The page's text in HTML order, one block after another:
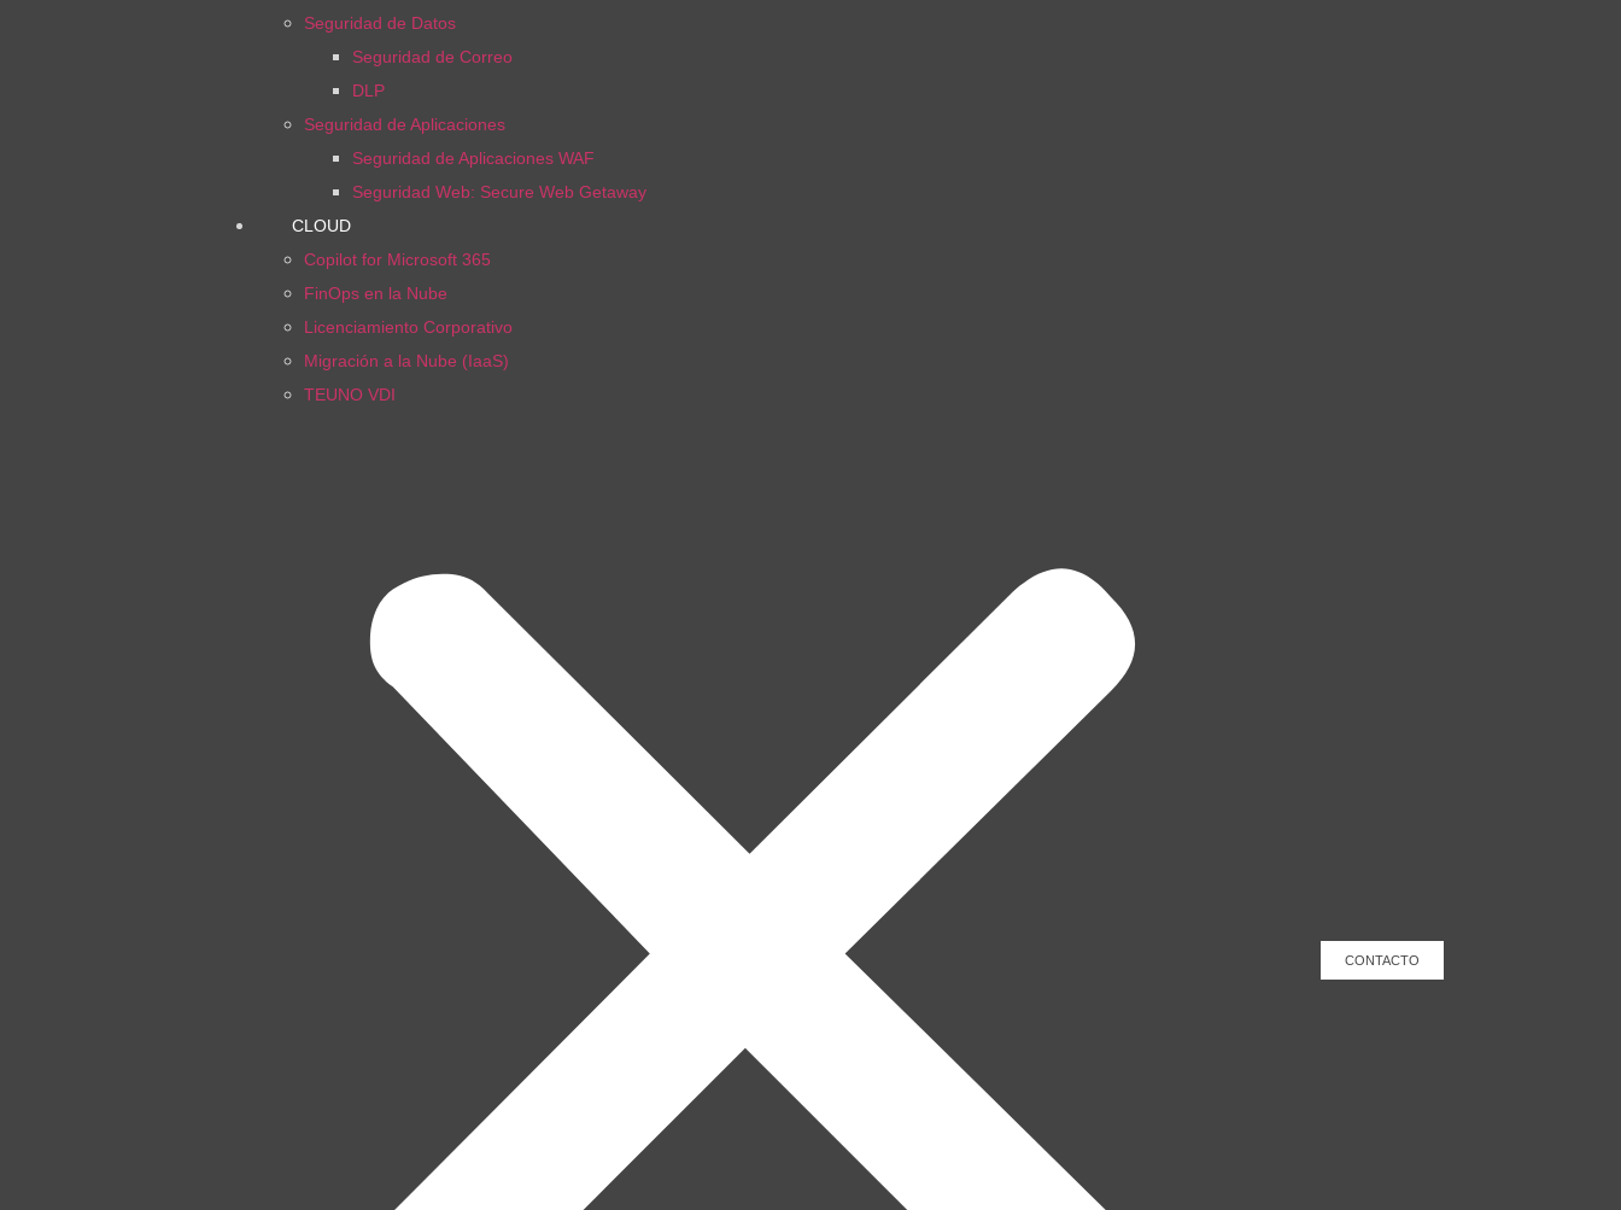
Seguridad de Datos
Seguridad de Correo
DLP
Seguridad de Aplicaciones
Seguridad de Aplicaciones WAF
Seguridad Web: Secure Web Getaway
CLOUD
Copilot for Microsoft 365
FinOps en la Nube
Licenciamiento Corporativo
Migración a la Nube (IaaS)
TEUNO VDI
CONTACTO